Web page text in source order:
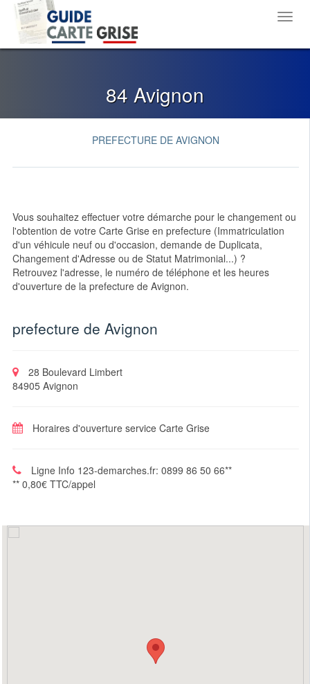
84 Avignon
PREFECTURE DE AVIGNON
Vous souhaitez effectuer votre démarche pour le changement ou
l'obtention de votre Carte Grise en prefecture (Immatriculation
d'un véhicule neuf ou d'occasion, demande de Duplicata,
Changement d'Adresse ou de Statut Matrimonial...) ?
Retrouvez l'adresse, le numéro de téléphone et les heures
d'ouverture de la prefecture de Avignon.
prefecture de Avignon
28 Boulevard Limbert
84905 Avignon
Horaires d'ouverture service Carte Grise
Ligne Info 123-demarches.fr: 0899 86 50 66**
** 0,80€ TTC/appel